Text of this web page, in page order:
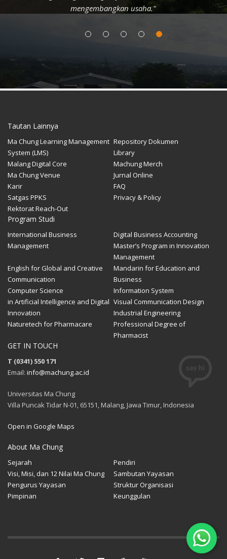
Tautan Lainnya
Malang Digital Core
Ma Chung Venue
FAQ
Satgas PPKS
Privacy & Policy
Rektorat Reach-Out
Program Studi
International Business
Management
Digital Business Accounting
English for Global and Creative
Mandarin for Education and
Business
Computer Science
in Artificial Intelligence and Digital
Innovation
Information System
Visual Communication Design
Professional Degree of
Pharmacist
GET IN TOUCH
T (0341) 550 171
Villa Puncak Tidar N-01, 65151, Malang, Jawa Timur, Indonesia
About Ma Chung
Sejarah
Pengurus Yayasan
Pimpinan
Keunggulan
Sistem Informasi dan